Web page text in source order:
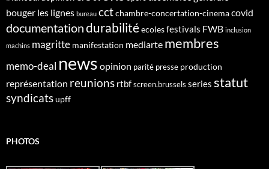
bouger les lignes bureau cctchambre-concertation-cinemacovid
documentationdurabilitéecolesfestivals FWB inclusion
machins magritte manifestation mediarte membres
memo-deal news opinion parité presse production
représentation reunions rtbf screen.brussels series statut
syndicatsupff
PHOTOS